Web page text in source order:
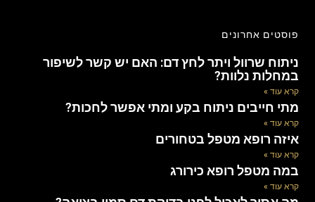
פוסטים אחרונים
ניתוח שרוול ויתר לחץ דם: האם יש קשר לשיפור
במחלות נלוות?
קרא עוד »
מתי חייבים ניתוח בקע ומתי אפשר לחכות?
קרא עוד »
איזה רופא מטפל בטחורים
קרא עוד »
במה מטפל רופא כירורג
קרא עוד »